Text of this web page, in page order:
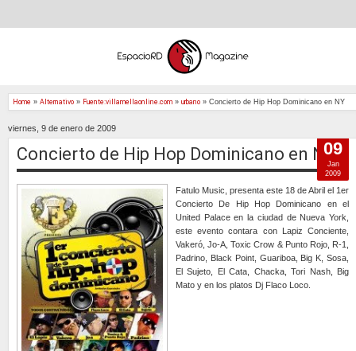
Home » Alternativo » Fuente:villamellaonline.com » urbano » Concierto de Hip Hop Dominicano en NY
viernes, 9 de enero de 2009
Concierto de Hip Hop Dominicano en NY
Fatulo Music, presenta este 18 de Abril el 1er
Concierto De Hip Hop Dominicano en el
United Palace en la ciudad de Nueva York,
este evento contara con Lapiz Conciente,
Vakeró, Jo-A, Toxic Crow & Punto Rojo, R-1,
Padrino, Black Point, Guariboa, Big K, Sosa,
El Sujeto, El Cata, Chacka, Tori Nash, Big
Mato y en los platos Dj Flaco Loco.
09
Jan
2009